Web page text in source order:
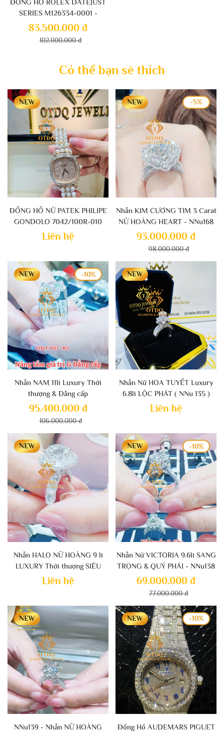
SERIES M126334-0001 -
MOISSANITE USA
83.500.000 đ
102.000.000 đ
Có thể bạn sẽ thích
ĐỒNG HỒ NỮ PATEK PHILIPE
GONDOLO 7042/100R-010
Liên hệ
-5%
Nhẫn KIM CƯƠNG TIM 3 Carat
NỮ HOÀNG HEART - NNu168
93.000.000 đ
98.000.000 đ
-10%
Nhẫn NAM 11li Luxury Thời
thượng & Đẳng cấp
95.400.000 đ
106.000.000 đ
Nhẫn Nữ HOA TUYẾT Luxury
6.8li LỘC PHÁT ( NNu 135 )
Liên hệ
Nhẫn HALO NỮ HOÀNG 9 li
LUXURY Thời thượng SIÊU
HÓT
Liên hệ
-10%
Nhẫn Nữ VICTORIA 9.6li SANG
TRỌNG & QUÝ PHÁI - NNu138
69.000.000 đ
77.000.000 đ
NNu139 - Nhẫn NỮ HOÀNG
-10%
Đồng Hồ AUDEMARS PIGUET